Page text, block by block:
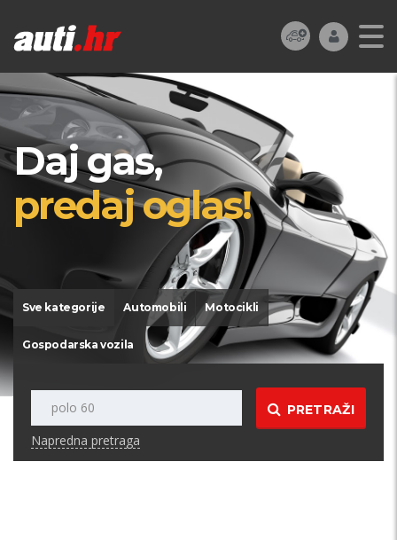
Daj gas,
predaj oglas!
Sve kategorije Automobili Motocikli
Gospodarska vozila
PRETRAŽI
Napredna pretraga